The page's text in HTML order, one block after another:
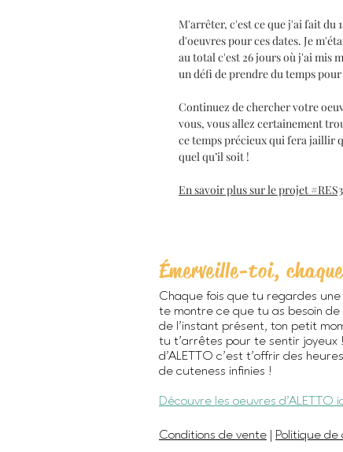
M'arrêter, c'est ce que j'ai fait du
d'oeuvres pour ces dates. Je
au total c'est 26 jours où j'ai mis
un défi de prendre du temps
Continuez de chercher votre
vous, vous allez certainement
ce temps précieux qui fera jaillir
quel qu’il soit !
En savoir plus sur le projet
Émerveille-toi,
Chaque fois que tu regardes une
te montre ce que tu as besoin de
de l’instant présent, ton petit
tu t’arrêtes pour te sentir joyeux
d'ALETTO c’est t’offrir des
de cuteness infinies !
Découvre les oeuvres d'ALETTO
Conditions de vente Politique